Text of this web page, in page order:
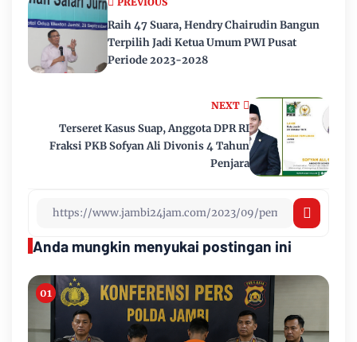
NEXT
Terseret Kasus Suap, Anggota DPR RI
Fraksi PKB Sofyan Ali Divonis 4 Tahun
Penjara
Raih 47 Suara, Hendry Chairudin Bangun
Terpilih Jadi Ketua Umum PWI Pusat
Periode 2023-2028
Anda mungkin menyukai postingan ini